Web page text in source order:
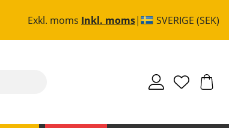
Exkl. moms Inkl. moms SVERIGE (SEK)